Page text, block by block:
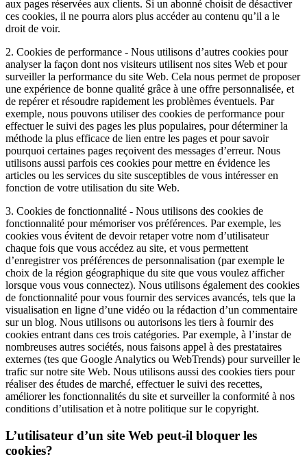
aux pages réservées aux clients. Si un abonné choisit de désactiver
ces cookies, il ne pourra alors plus accéder au contenu qu’il a le
droit de voir.
2. Cookies de performance - Nous utilisons d’autres cookies pour
analyser la façon dont nos visiteurs utilisent nos sites Web et pour
surveiller la performance du site Web. Cela nous permet de proposer
une expérience de bonne qualité grâce à une offre personnalisée, et
de repérer et résoudre rapidement les problèmes éventuels. Par
exemple, nous pouvons utiliser des cookies de performance pour
effectuer le suivi des pages les plus populaires, pour déterminer la
méthode la plus efficace de lien entre les pages et pour savoir
pourquoi certaines pages reçoivent des messages d’erreur. Nous
utilisons aussi parfois ces cookies pour mettre en évidence les
articles ou les services du site susceptibles de vous intéresser en
fonction de votre utilisation du site Web.
3. Cookies de fonctionnalité - Nous utilisons des cookies de
fonctionnalité pour mémoriser vos préférences. Par exemple, les
cookies vous évitent de devoir retaper votre nom d’utilisateur
chaque fois que vous accédez au site, et vous permettent
d’enregistrer vos préférences de personnalisation (par exemple le
choix de la région géographique du site que vous voulez afficher
lorsque vous vous connectez). Nous utilisons également des cookies
de fonctionnalité pour vous fournir des services avancés, tels que la
visualisation en ligne d’une vidéo ou la rédaction d’un commentaire
sur un blog. Nous utilisons ou autorisons les tiers à fournir des
cookies entrant dans ces trois catégories. Par exemple, à l’instar de
nombreuses autres sociétés, nous faisons appel à des prestataires
externes (tes que Google Analytics ou WebTrends) pour surveiller le
trafic sur notre site Web. Nous utilisons aussi des cookies tiers pour
réaliser des études de marché, effectuer le suivi des recettes,
améliorer les fonctionnalités du site et surveiller la conformité à nos
conditions d’utilisation et à notre politique sur le copyright.
L’utilisateur d’un site Web peut-il bloquer les
cookies?